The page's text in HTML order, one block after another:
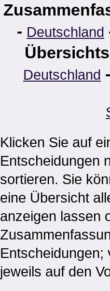
- Deutschland
Deutschland
Klicken Sie auf
Entscheidungen
sortieren. Sie
eine Übersicht
anzeigen lassen
Entscheidungen;
jeweils auf den